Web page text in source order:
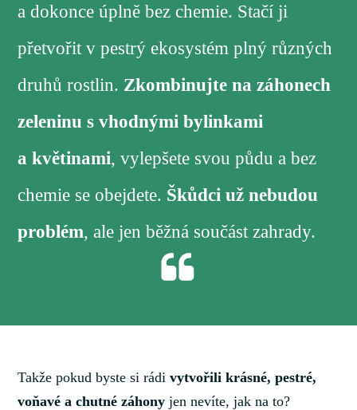
a dokonce úplně bez chemie. Stačí ji
přetvořit v pestrý ekosystém plný různých
druhů rostlin. Zkombinujte na záhonech
zeleninu s vhodnými bylinkami
a květinami, vylepšete svou půdu a bez
chemie se obejdete. Škůdci už nebudou
problém, ale jen běžná součást zahrady.
Takže pokud byste si rádivytvořili krásné, pestré,
voňavé a chutné záhony jen nevíte, jak na to?